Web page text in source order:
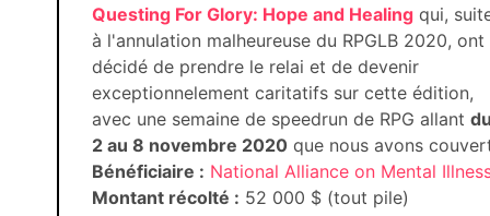
Questing For Glory: Hope and Healing qui,
à l'annulation malheureuse du RPGLB 2020, ont
décidé de prendre le relai et de devenir
exceptionnelement caritatifs sur cette édition,
avec une semaine de speedrun de RPG allant
2 au 8 novembre 2020 que nous avons
Bénéficiaire : National Alliance on Mental
Montant récolté : 52 000 $ (tout pile)